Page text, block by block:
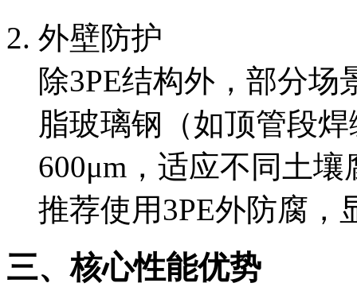
外壁防护
除3PE结构外，部分
脂玻璃钢（如顶管段
600μm，适应不同土
推荐使用3PE外防腐，
三、核心性能优势